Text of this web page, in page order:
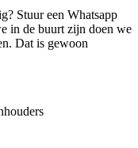
Stuur een Whatsapp
in de buurt zijn doen we
Dat is gewoon